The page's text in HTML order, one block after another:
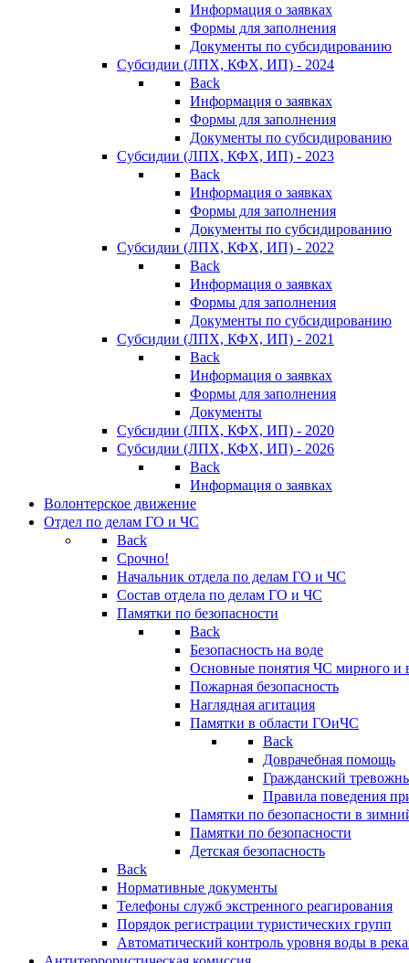
Информация о заявках
Формы для заполнения
Документы по субсидированию
Субсидии (ЛПХ, КФХ, ИП) - 2024
Back
Информация о заявках
Формы для заполнения
Документы по субсидированию
Субсидии (ЛПХ, КФХ, ИП) - 2023
Back
Информация о заявках
Формы для заполнения
Документы по субсидированию
Субсидии (ЛПХ, КФХ, ИП) - 2022
Back
Информация о заявках
Формы для заполнения
Документы по субсидированию
Субсидии (ЛПХ, КФХ, ИП) - 2021
Back
Информация о заявках
Формы для заполнения
Документы
Субсидии (ЛПХ, КФХ, ИП) - 2020
Субсидии (ЛПХ, КФХ, ИП) - 2026
Back
Информация о заявках
Волонтерское движение
Отдел по делам ГО и ЧС
Back
Срочно!
Начальник отдела по делам ГО и ЧС
Состав отдела по делам ГО и ЧС
Памятки по безопасности
Back
Безопасность на воде
Основные понятия ЧС мирного и
Пожарная безопасность
Наглядная агитация
Памятки в области ГОиЧС
Back
Доврачебная помощь
Гражданский
Правила поведения
Памятки по безопасности в
Памятки по безопасности
Детская безопасность
Back
Нормативные документы
Телефоны служб экстренного реагирования
Порядок регистрации туристических групп
Автоматический контроль уровня воды в